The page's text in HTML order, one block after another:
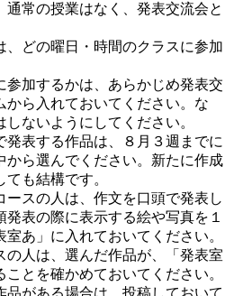
通常の授業はなく、発表交流会と
、どの曜日・時間のクラスに参加
参加するかは、あらかじめ発表交
から入れておいてください。な
ないようにしてください。
発表する作品は、８月３週までに
から選んでください。新たに作成
も結構です。
ースの人は、作文を口頭で発表し
発表の際に表示する絵や写真を１
あ」に入れておいてください。
人は、選んだ作品が、「発表室
ことを確かめておいてください。
品がある場合は、投稿しておいて